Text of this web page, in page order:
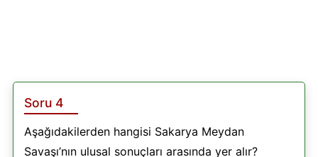
Soru 4
Aşağıdakilerden hangisi Sakarya Meydan
Savaşı’nın ulusal sonuçları arasında yer alır?